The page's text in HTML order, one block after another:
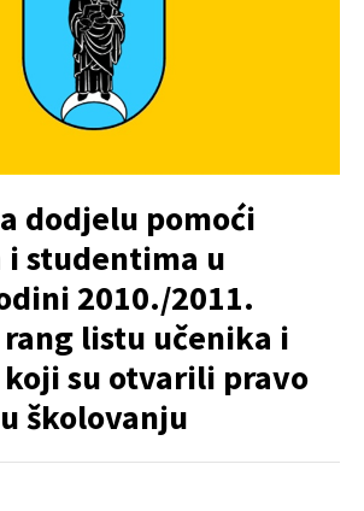
dodjelu pomoći
i studentima u
2010./2011.
listu učenika i
su otvarili pravo
školovanju